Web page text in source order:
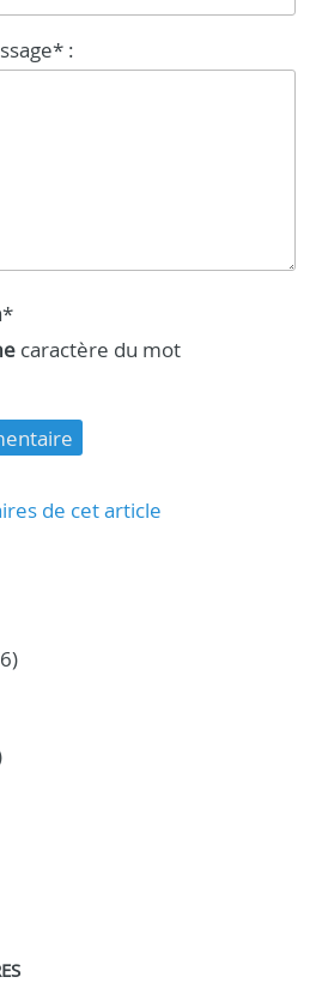
:
*
caractère du mot
de cet article